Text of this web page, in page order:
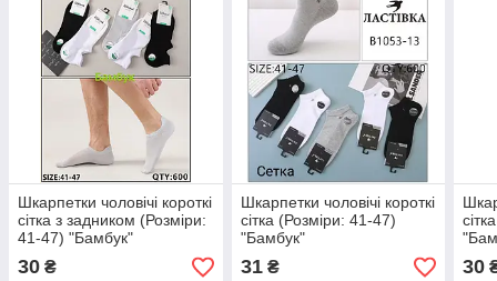
Шкарпетки чоловічі короткі
сітка з задником (Розміри:
41-47) "Бамбук"
30 ₴
Шкарпетки чоловічі короткі
сітка (Розміри: 41-47)
"Бамбук"
31₴ 30